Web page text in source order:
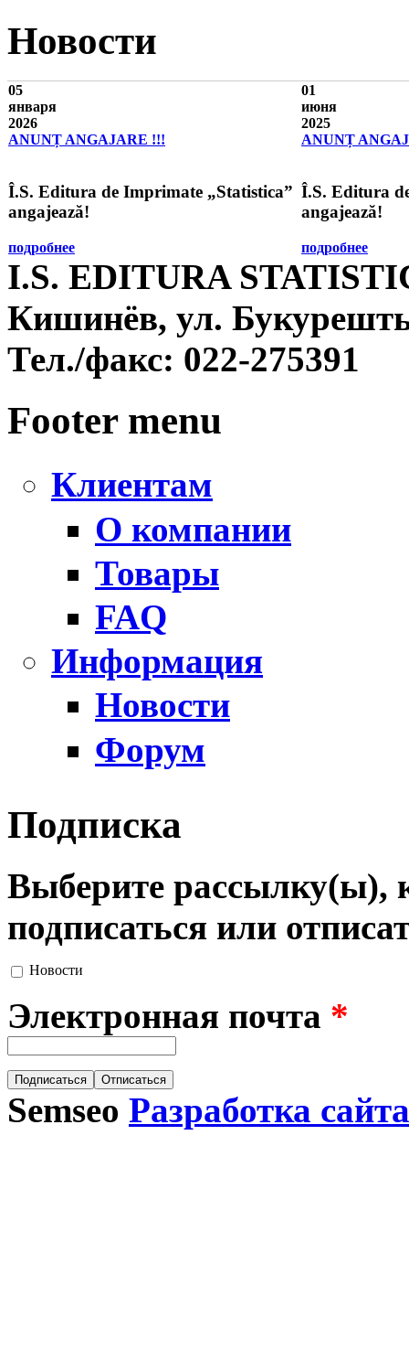
Новости
05
января
2026
ANUNȚ ANGAJARE !!!
Î.S. Editura de Imprimate „Statistica”
angajează!
подробнее
01
июня
2025
ANUNȚ
Î.S. Editura
angajează!
подробнее
I.S. EDITURA
Кишинёв, ул.
Тел./факс: 022-275391
Footer menu
Клиентам
О компании
Товары
FAQ
Информация
Новости
Форум
Подписка
Выберите рассылку(ы),
подписаться или
Новости
Электронная почта *
Semseo Разработка сайта